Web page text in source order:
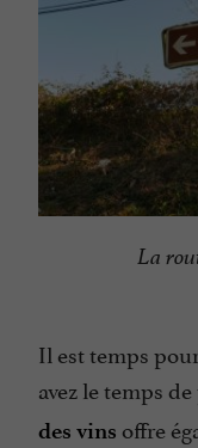
La
Il est temps
avez le temps
des vins offre